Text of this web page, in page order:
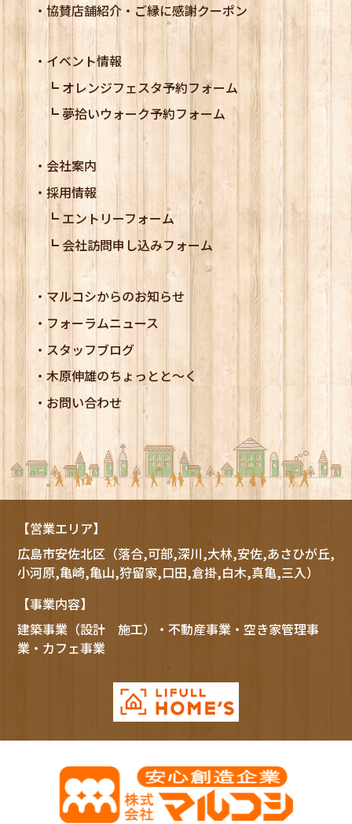
協賛店舗紹介・ご縁に感謝クーポン
イベント情報
オレンジフェスタ予約フォーム
夢拾いウォーク予約フォーム
会社案内
採用情報
エントリーフォーム
会社訪問申し込みフォーム
マルコシからのお知らせ
フォーラムニュース
スタッフブログ
木原伸雄のちょっとと～く
お問い合わせ
【営業エリア】
広島市安佐北区（落合,可部,深川,大林,安佐,あさひが丘,
小河原,亀崎,亀山,狩留家,口田,倉掛,白木,真亀,三入）
【事業内容】
建築事業（設計 施工）・不動産事業・空き家管理事
業・カフェ事業